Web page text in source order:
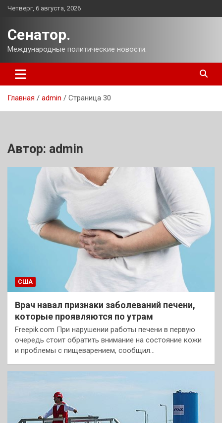
Перейти
Четверг, 6 августа, 2026
Сенатор.
Международные политические новости.
Главная admin Страница 30
Автор: admin
США
Врач навал признаки заболеваний печени,
которые проявляются по утрам
Freepik.com При нарушении работы печени в первую
очередь стоит обратить внимание на состояние кожи
и проблемы с пищеварением, сообщил…